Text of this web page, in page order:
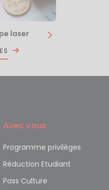
laser
Avec vous
Programme privilèges
Réduction Etudiant
Pass Culture